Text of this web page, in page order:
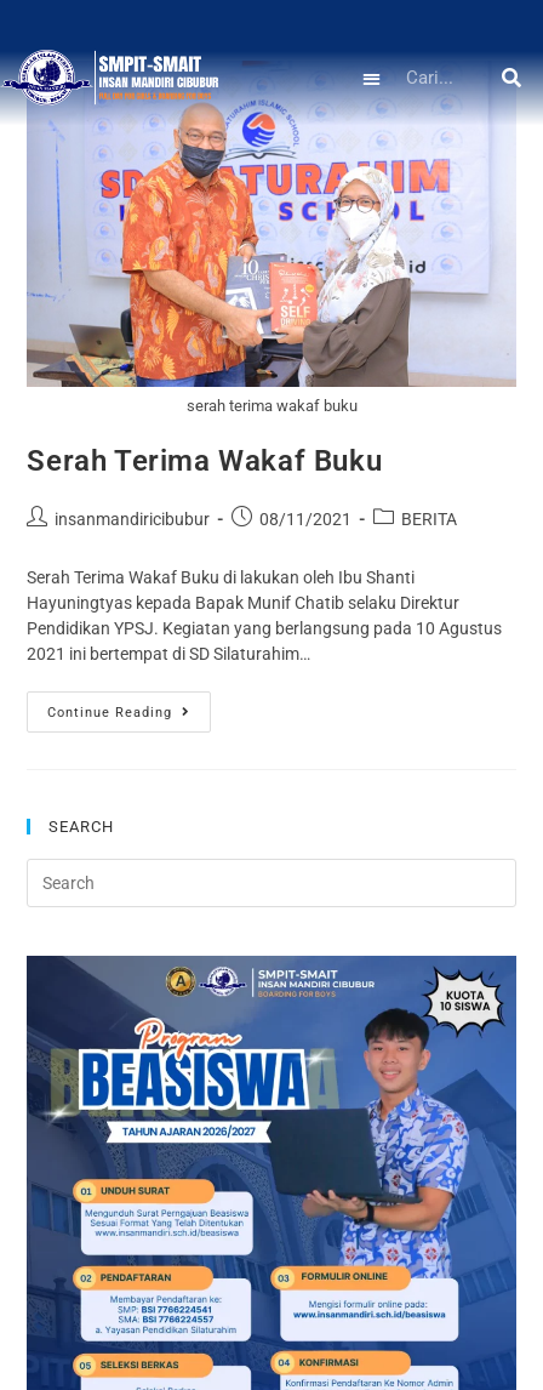
serah terima wakaf buku
Serah Terima Wakaf Buku
insanmandiricibubur 08/11/2021 BERITA
Serah Terima Wakaf Buku di lakukan oleh Ibu Shanti
Hayuningtyas kepada Bapak Munif Chatib selaku Direktur
Pendidikan YPSJ. Kegiatan yang berlangsung pada 10 Agustus
2021 ini bertempat di SD Silaturahim…
Continue Reading
SEARCH